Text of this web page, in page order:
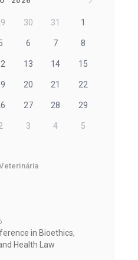
30 31 1
6 7 8
13 14 15
20 21 22
27 28 29
3 4 5
in Bioethics,
Health Law